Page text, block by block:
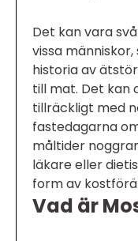
Det kan vara
vissa
historia av
till mat. Det kan
tillräckligt med
fastedagarna
måltider
läkare eller
form av
Vad är